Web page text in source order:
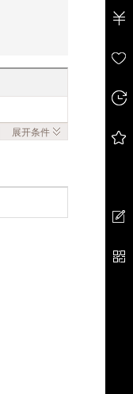
展开条件